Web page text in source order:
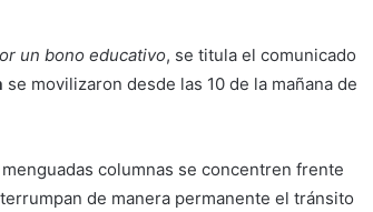
un bono educativo, se titula el comunicado
se movilizaron desde las 10 de la mañana de
columnas se concentren frente
de manera permanente el tránsito